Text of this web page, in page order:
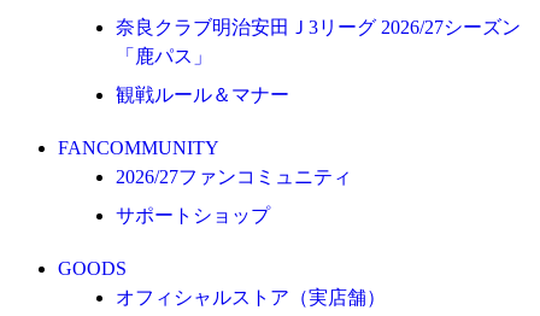
ジュニア
ジュニアユース
ユース
練習拠点（ナラディーア）
2026/27 パートナー企業
パートナー募集
奈良クラブ明治安田Ｊ3リーグ 2026/27シーズン
「鹿パス」
観戦ルール＆マナー
FANCOMMUNITY
2026/27ファンコミュニティ
サポートショップ
GOODS
オフィシャルストア（実店舗）